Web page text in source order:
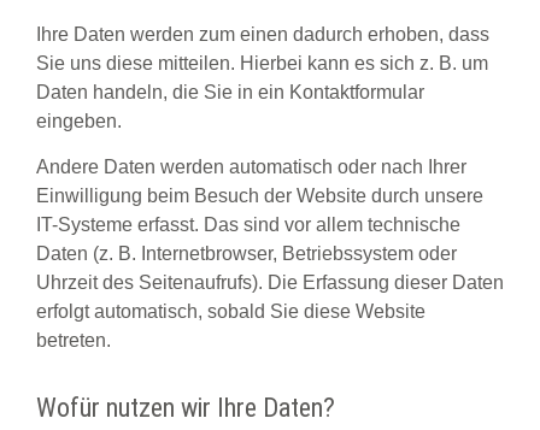
Ihre Daten werden zum einen dadurch erhoben, dass
Sie uns diese mitteilen. Hierbei kann es sich z. B. um
Daten handeln, die Sie in ein Kontaktformular
eingeben.
Andere Daten werden automatisch oder nach Ihrer
Einwilligung beim Besuch der Website durch unsere
IT-Systeme erfasst. Das sind vor allem technische
Daten (z. B. Internetbrowser, Betriebssystem oder
Uhrzeit des Seitenaufrufs). Die Erfassung dieser Daten
erfolgt automatisch, sobald Sie diese Website
betreten.
Wofür nutzen wir Ihre Daten?